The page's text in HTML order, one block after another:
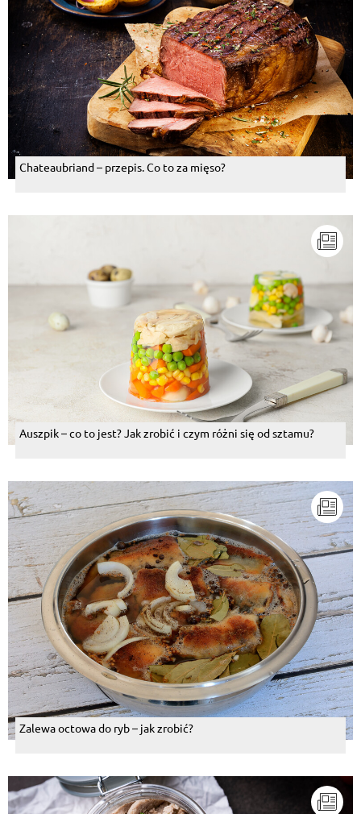
Chateaubriand – przepis. Co to za mięso?
Auszpik – co to jest? Jak zrobić i czym różni się od sztamu?
Zalewa octowa do ryb – jak zrobić?